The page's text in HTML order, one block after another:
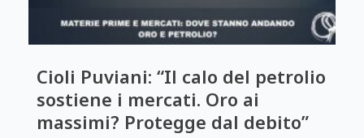
Cioli Puviani: “Il calo del petrolio
sostiene i mercati. Oro ai
massimi? Protegge dal debito”